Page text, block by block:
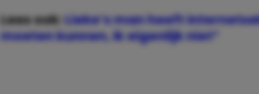
Lees ook:Lieke’s man heeft
moeten kunnen, ik eigenlijk niet”